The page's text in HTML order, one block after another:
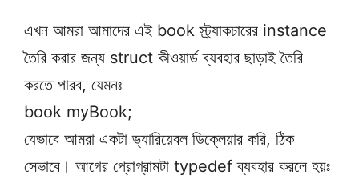
এখন আমরা আমাদের এই book স্ট্র্যাকচারের instance
তৈরি করার জন্য struct কীওয়ার্ড ব্যবহার ছাড়াই তৈরি
করতে পারব, যেমনঃ
book myBook;
যেভাবে আমরা একটা ভ্যারিয়েবল ডিক্লেয়ার করি, ঠিক
সেভাবে। আগের প্রোগ্রামটা typedef ব্যবহার করলে হয়ঃ